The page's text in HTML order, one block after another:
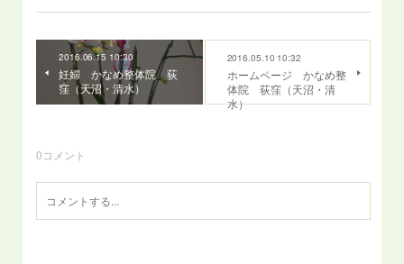
2016.06.15 10:30
妊婦 かなめ整体院 荻
窪（天沼・清水）
2016.05.10 10:32
ホームページ かなめ整
体院 荻窪（天沼・清
水）
0コメント